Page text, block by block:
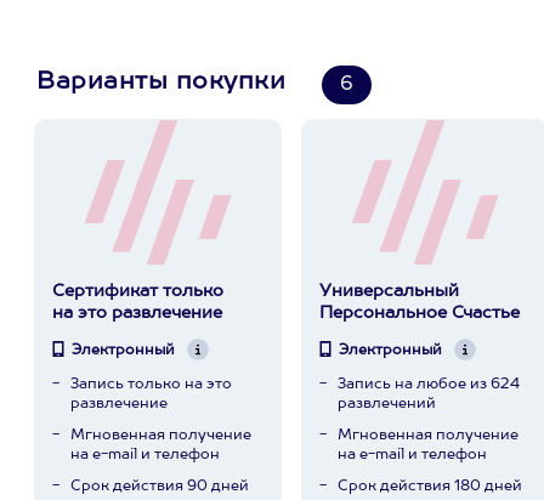
Варианты покупки 6
Сертификат только
на это развлечение
Электронный
Запись только на это
развлечение
Мгновенная получение
на e-mail и телефон
Срок действия 90 дней
Универсальный
Персональное Счастье
Электронный
Запись на любое из 624
развлечений
Мгновенная получение
на e-mail и телефон
Срок действия 180 дней